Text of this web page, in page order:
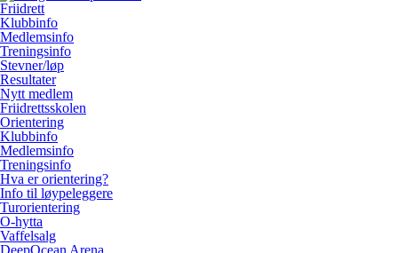
Friidrett
Klubbinfo
Medlemsinfo
Treningsinfo
Stevner/løp
Resultater
Nytt medlem
Friidrettsskolen
Orientering
Klubbinfo
Medlemsinfo
Treningsinfo
Hva er orientering?
Info til løypeleggere
Turorientering
O-hytta
Vaffelsalg
DeepOcean Arena